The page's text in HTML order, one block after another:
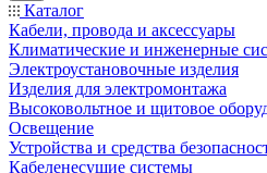
Каталог
Кабели, провода и аксессуары
Климатические и инженерные
Электроустановочные изделия
Изделия для электромонтажа
Высоковольтное и щитовое
Освещение
Устройства и средства
Кабеленесущие системы